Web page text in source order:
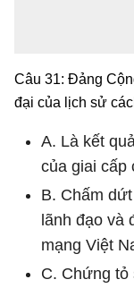
Câu 31: Đảng
đại của lịch sử
A. Là kết
của giai cấp
B. Chấm
lãnh đạo và
mạng Việt
C. Chứng tỏ